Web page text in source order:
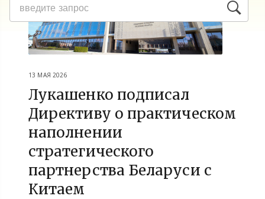
13 МАЯ 2026
Лукашенко подписал
Директиву о практическом
наполнении
стратегического
партнерства Беларуси с
Китаем